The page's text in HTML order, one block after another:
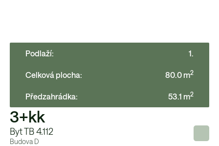
3+kk
Byt TB 4.112
Budova D
Podlaží: 1.
Celková plocha: 80.0 m2
Předzahrádka: 53.1 m2